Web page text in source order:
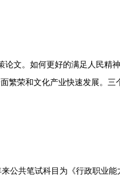
论文。如何更好的满足人民精
繁荣和文化产业快速发展。
来公共笔试科目为《行政职业